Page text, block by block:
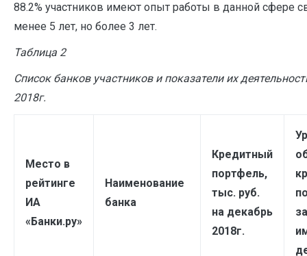
88.2% участников имеют опыт работы в данной сфере
менее 5 лет, но более 3 лет.
Таблица 2
Список банков участников и показатели их
2018г.
Место в
рейтинге
ИА
«Банки.ру»
Наименование
банка
Кредитный
портфель,
тыс. руб.
на декабрь
2018г.